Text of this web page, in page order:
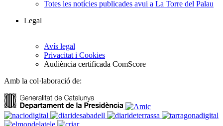
Totes les notícies publicades avui a La Torre del Palau
Legal
Avís legal
Privacitat i Cookies
Audiència certificada ComScore
Amb la col·laboració de: